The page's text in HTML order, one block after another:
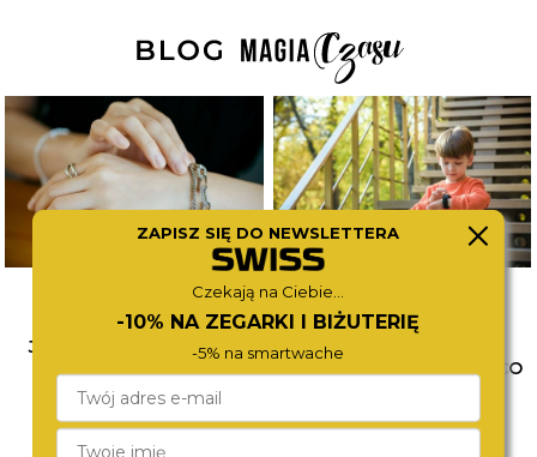
JAK ŁĄCZYĆ BIŻUTERIĘ?
POZNAJ SPOSOBY NA
MODNE STYLIZACJE
WYBÓR PIERWSZEGO
ZEGARKA DLA DZIECKA. CO
ZAPISZ SIĘ DO NEWSLETTERA
Czekają na Ciebie...
-10% NA ZEGARKI I BIŻUTERIĘ
-5% na smartwache